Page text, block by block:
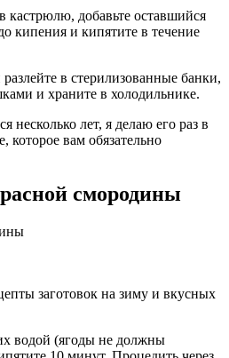
добавьте оставшийся
кипения и кипятите в течение
в стерилизованные банки,
и храните в холодильнике.
несколько лет, я делаю его раз в
которое вам обязательно
смородины
водой (ягоды не должны